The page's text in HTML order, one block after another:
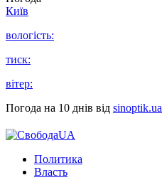
Київ
вологість:
тиск:
вітер:
Погода на 10 днів від sinoptik.ua
Политика
Власть